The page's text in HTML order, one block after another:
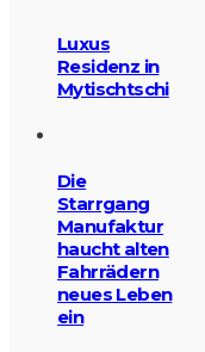
Luxus
Residenz in
Mytischtschi
Die
Starrgang
Manufaktur
haucht alten
Fahrrädern
neues Leben
ein